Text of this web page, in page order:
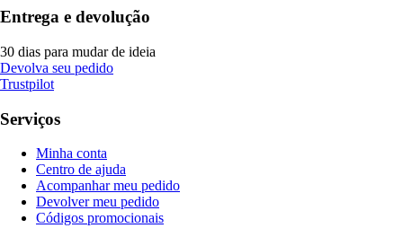
Entrega e devolução
30 dias para mudar de ideia
Devolva seu pedido
Trustpilot
Serviços
Minha conta
Centro de ajuda
Acompanhar meu pedido
Devolver meu pedido
Códigos promocionais